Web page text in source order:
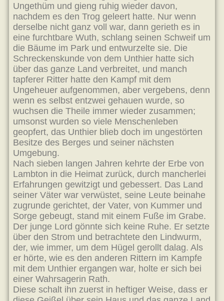
Ungethüm und gieng ruhig wieder davon,
nachdem es den Trog geleert hatte. Nur wenn
derselbe nicht ganz voll war, dann gerieth es in
eine furchtbare Wuth, schlang seinen Schweif um
die Bäume im Park und entwurzelte sie. Die
Schreckenskunde von dem Unthier hatte sich
über das ganze Land verbreitet, und manch
tapferer Ritter hatte den Kampf mit dem
Ungeheuer aufgenommen, aber vergebens, denn
wenn es selbst entzwei gehauen wurde, so
wuchsen die Theile immer wieder zusammen;
umsonst wurden so viele Menschenleben
geopfert, das Unthier blieb doch im ungestörten
Besitze des Berges und seiner nächsten
Umgebung.
Nach sieben langen Jahren kehrte der Erbe von
Lambton in die Heimat zurück, durch mancherlei
Erfahrungen gewitzigt und gebessert. Das Land
seiner Väter war verwüstet, seine Leute beinahe
zugrunde gerichtet, der Vater, von Kummer und
Sorge gebeugt, stand mit einem Fuße im Grabe.
Der junge Lord gönnte sich keine Ruhe. Er setzte
über den Strom und betrachtete den Lindwurm,
der, wie immer, um dem Hügel gerollt dalag. Als
er hörte, wie es den anderen Rittern im Kampfe
mit dem Unthier ergangen war, holte er sich bei
einer Wahrsagerin Rath.
Diese schalt ihn zuerst in heftiger Weise, dass er